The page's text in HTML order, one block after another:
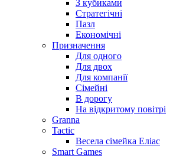
З кубиками
Стратегічні
Пазл
Економічні
Призначення
Для одного
Для двох
Для компанії
Сімейні
В дорогу
На відкритому повітрі
Granna
Tactic
Весела сімейка Еліас
Smart Games